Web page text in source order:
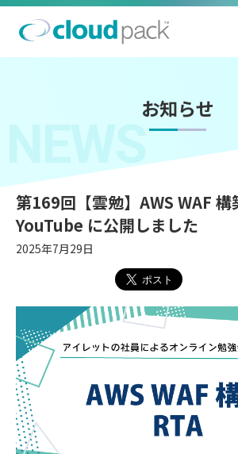
お知らせ
第169回【雲勉】AWS WAF 構
YouTube に公開しました
2025年7月29日